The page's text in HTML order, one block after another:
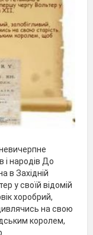
і народів До
в Західній
у своїй відомій
хоробрий,
на свою
королем,